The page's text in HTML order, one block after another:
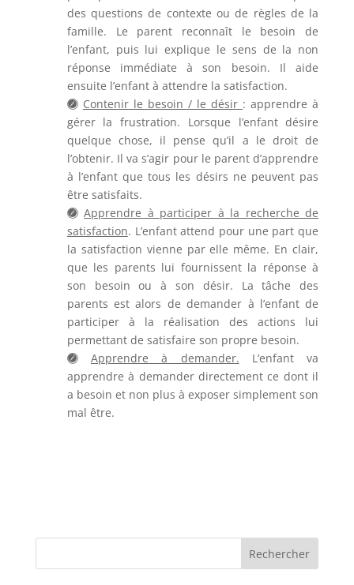
des questions de contexte ou de règles de la
famille. Le parent reconnaît le besoin de
l’enfant, puis lui explique le sens de la non
réponse immédiate à son besoin. Il aide
ensuite l’enfant à attendre la satisfaction.
Contenir le besoin / le désir : apprendre à
gérer la frustration. Lorsque l’enfant désire
quelque chose, il pense qu’il a le droit de
l’obtenir. Il va s’agir pour le parent d’apprendre
à l’enfant que tous les désirs ne peuvent pas
être satisfaits.
Apprendre à participer à la recherche de
satisfaction. L’enfant attend pour une part que
la satisfaction vienne par elle même. En clair,
que les parents lui fournissent la réponse à
son besoin ou à son désir. La tâche des
parents est alors de demander à l’enfant de
participer à la réalisation des actions lui
permettant de satisfaire son propre besoin.
Apprendre à demander. L’enfant va
apprendre à demander directement ce dont il
a besoin et non plus à exposer simplement son
mal être.